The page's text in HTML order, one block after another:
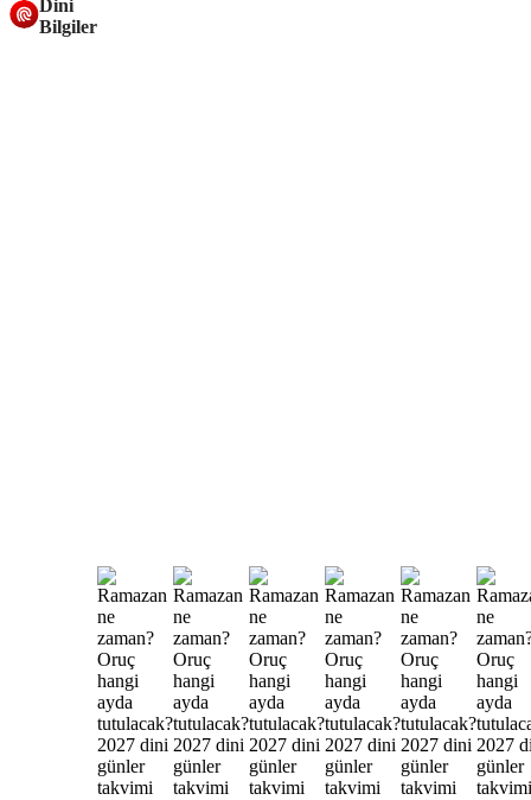
Dini
Bilgiler